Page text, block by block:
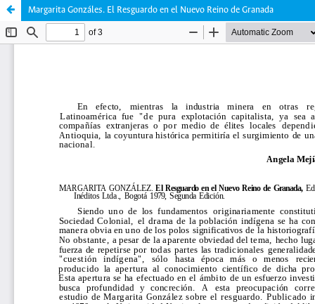
Margarita Gonzáles. El Resguardo en el Nuevo Reino de Granada